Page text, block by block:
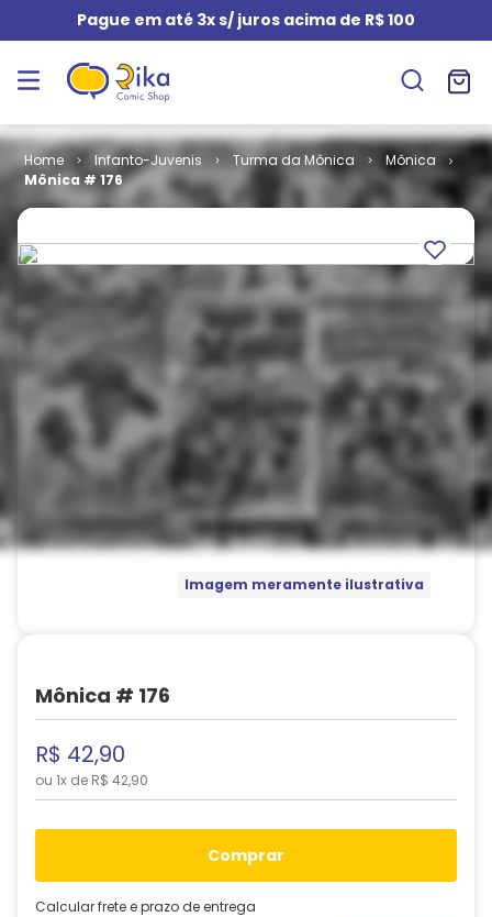
Pague em até 3x s/ juros acima de R$ 100
Infanto-Juvenis Turma da Mônica
Mônica
Mônica # 176
Imagem meramente ilustrativa
Mônica # 176
R$ 42,90
ou 1x de R$ 42,90
comprar
Calcular frete e prazo de entrega